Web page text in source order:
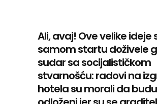
Ali, avaj! Ove velike ideje
samom startu doživele
sudar sa socijalističkom
stvarnošću: radovi na
hotela su morali da budu